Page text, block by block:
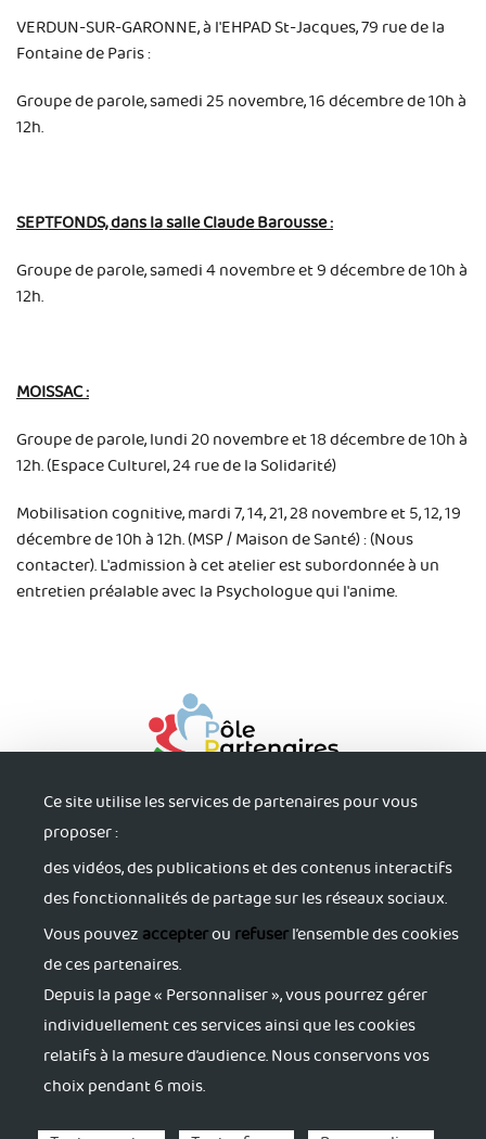
VERDUN-SUR-GARONNE, à l'EHPAD St-Jacques, 79 rue de la
Fontaine de Paris :
Groupe de parole, samedi 25 novembre, 16 décembre de 10h à
12h.
SEPTFONDS, dans la salle Claude Barousse :
Groupe de parole, samedi 4 novembre et 9 décembre de 10h à
12h.
MOISSAC :
Groupe de parole, lundi 20 novembre et 18 décembre de 10h à
12h. (Espace Culturel, 24 rue de la Solidarité)
Mobilisation cognitive, mardi 7, 14, 21, 28 novembre et 5, 12, 19
décembre de 10h à 12h. (MSP / Maison de Santé) : (Nous
contacter). L'admission à cet atelier est subordonnée à un
entretien préalable avec la Psychologue qui l'anime.
S'informer
Trouver du soutien
S'accorder du répit
Ce site utilise les services de partenaires pour vous
proposer :
des vidéos, des publications et des contenus interactifs
des fonctionnalités de partage sur les réseaux sociaux.
Vous pouvezaccepterourefuserl’ensemble des cookies
de ces partenaires.
Depuis la page « Personnaliser », vous pourrez gérer
individuellement ces services ainsi que les cookies
relatifs à la mesure d’audience. Nous conservons vos
choix pendant 6 mois.